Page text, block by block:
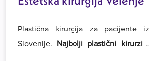
Plastična kirurgija za pacijente iz
Slovenije. Najbolji plastični kirurzi i